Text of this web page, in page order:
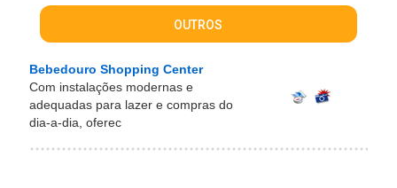
OUTROS
Bebedouro Shopping Center
Com instalações modernas e
adequadas para lazer e compras do
dia-a-dia, oferec